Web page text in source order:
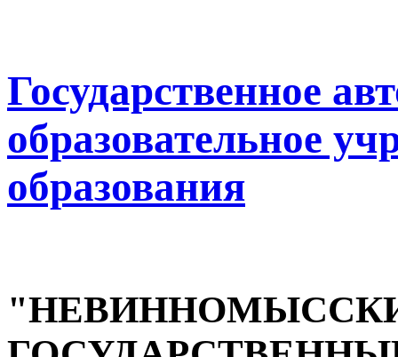
Государственное
образовательное
образования